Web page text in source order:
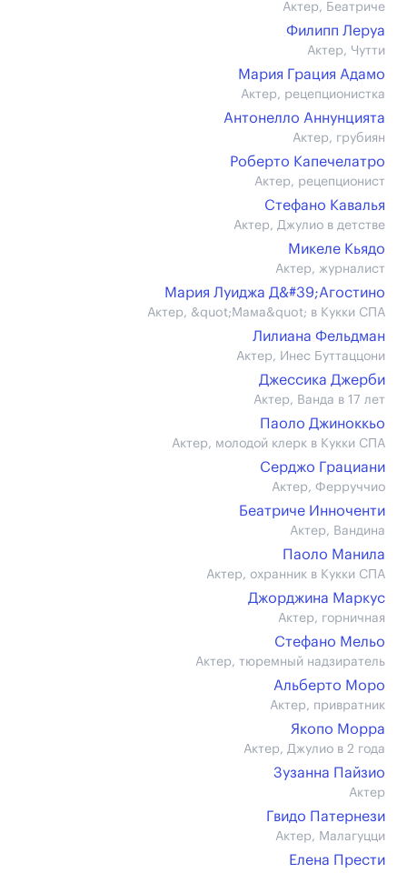
Актер, Беатриче
Филипп Леруа
Актер, Чутти
Мария Грация Адамо
Актер, рецепционистка
Антонелло Аннунцията
Актер, грубиян
Роберто Капечелатро
Актер, рецепционист
Стефано Кавалья
Актер, Джулио в детстве
Микеле Кьядо
Актер, журналист
Мария Луиджа Д&#39;Агостино
Актер, &quot;Мама&quot; в Кукки СПА
Лилиана Фельдман
Актер, Инес Буттаццони
Джессика Джерби
Актер, Ванда в 17 лет
Паоло Джиноккьо
Актер, молодой клерк в Кукки СПА
Серджо Грациани
Актер, Ферруччио
Беатриче Инноченти
Актер, Вандина
Паоло Манила
Актер, охранник в Кукки СПА
Джорджина Маркус
Актер, горничная
Стефано Мельо
Актер, тюремный надзиратель
Альберто Моро
Актер, привратник
Якопо Морра
Актер, Джулио в 2 года
Зузанна Пайзио
Актер
Гвидо Патернези
Актер, Малагуцци
Елена Прести